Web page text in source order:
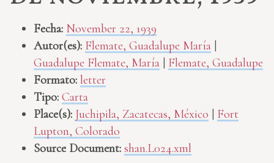
Fecha: November 22, 1939
Autor(es): Flemate, Guadalupe María
Guadalupe Flemate, María
Flemate, Guadalupe
Formato: letter
Tipo: Carta
Place(s): Juchipila, Zacatecas, México
Fort
Lupton, Colorado
Source Document: shan.L024.xml